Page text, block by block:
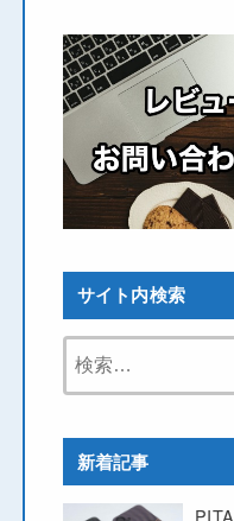
サイト内検索
新着記事